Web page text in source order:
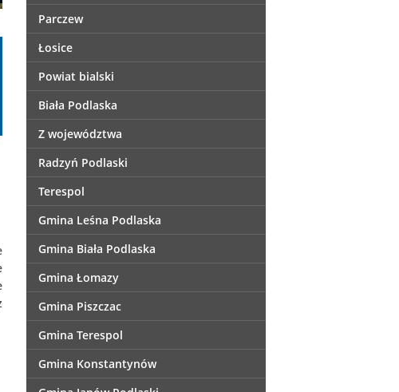
Parczew
Łosice
Powiat bialski
Biała Podlaska
Z województwa
Radzyń Podlaski
Terespol
Gmina Leśna Podlaska
Gmina Biała Podlaska
Gmina Łomazy
Gmina Piszczac
Gmina Terespol
Gmina Konstantynów